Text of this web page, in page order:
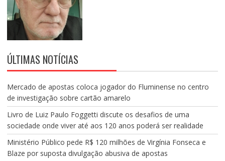
ÚLTIMAS NOTÍCIAS
Mercado de apostas coloca jogador do Fluminense no centro
de investigação sobre cartão amarelo
Livro de Luiz Paulo Foggetti discute os desafios de uma
sociedade onde viver até aos 120 anos poderá ser realidade
Ministério Público pede R$ 120 milhões de Virgínia Fonseca e
Blaze por suposta divulgação abusiva de apostas